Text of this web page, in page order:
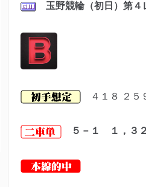
玉野競輪（初日）第４
４１８ ２５
５－１ １，３